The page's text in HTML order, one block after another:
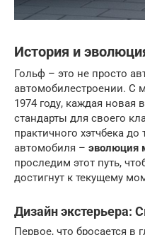
История и
Гольф – это не просто
автомобилестроении. С
1974 году, каждая новая
стандарты для своего
практичного хэтчбека
автомобиля – эволюция
проследим этот путь,
достигнут к текущему
Дизайн экстерьера:
Первое, что бросается в